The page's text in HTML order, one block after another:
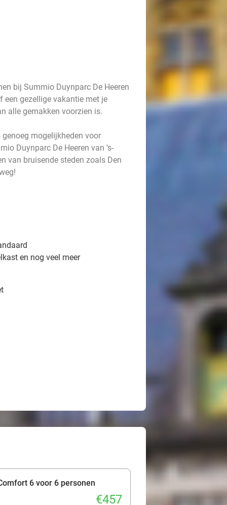
bij Summio Duynparc De Heeren
een gezellige vakantie met je
alle gemakken voorzien is.
mogelijkheden voor
Duynparc De Heeren van 's-
van bruisende steden zoals Den
en nog veel meer
6 voor 6 personen
€457